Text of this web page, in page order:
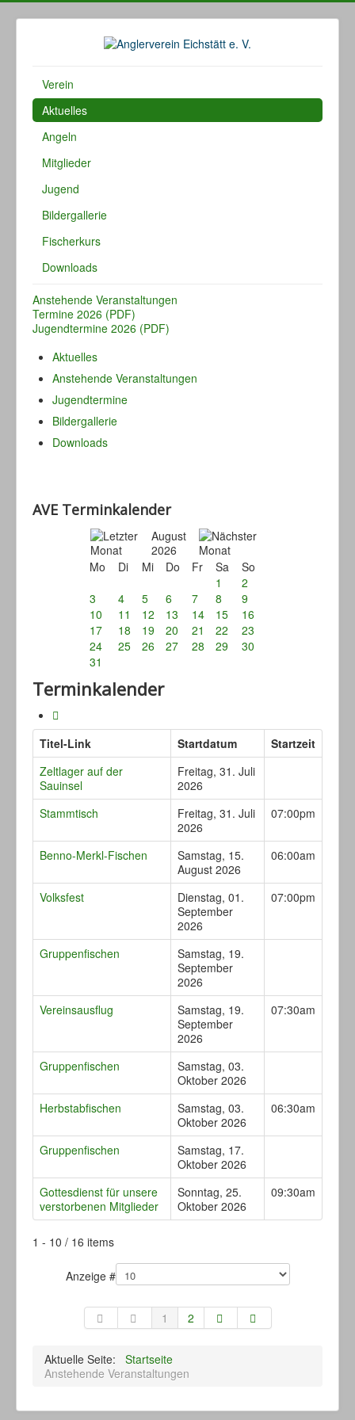
Verein
Aktuelles
Angeln
Mitglieder
Jugend
Bildergallerie
Fischerkurs
Downloads
Anstehende Veranstaltungen
Termine 2026 (PDF)
Jugendtermine 2026 (PDF)
Aktuelles
Anstehende Veranstaltungen
Jugendtermine
Bildergallerie
Downloads
AVE Terminkalender
August
2026
Mo
Di Mi Do Fr Sa
So
1
2
3
4 5 6 7 8
9
10
11 12 13 14 15
16
17
18 19 20 21 22
23
24
25 26 27 28 29
30
31
Terminkalender
Titel-Link Startdatum
Startzeit
Zeltlager auf der
Sauinsel
Freitag, 31. Juli
2026
Stammtisch
Freitag, 31. Juli
2026
07:00pm
Benno-Merkl-Fischen
Samstag, 15.
August 2026
06:00am
Volksfest
Dienstag, 01.
September
2026
07:00pm
Gruppenfischen
Samstag, 19.
September
2026
Vereinsausflug
Samstag, 19.
September
2026
07:30am
Gruppenfischen
Samstag, 03.
Oktober 2026
Herbstabfischen
Samstag, 03.
Oktober 2026
06:30am
Gruppenfischen
Samstag, 17.
Oktober 2026
Gottesdienst für unsere
verstorbenen Mitglieder
Sonntag, 25.
Oktober 2026
09:30am
Limite der Paginierungsliste
1 - 10 / 16 items
Anzeige #
1 2
Aktuelle Seite:
Startseite
Anstehende Veranstaltungen